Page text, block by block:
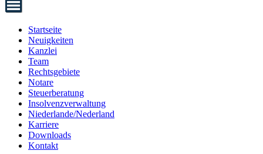
Startseite
Neuigkeiten
Kanzlei
Team
Rechtsgebiete
Notare
Steuerberatung
Insolvenzverwaltung
Niederlande/Nederland
Karriere
Downloads
Kontakt